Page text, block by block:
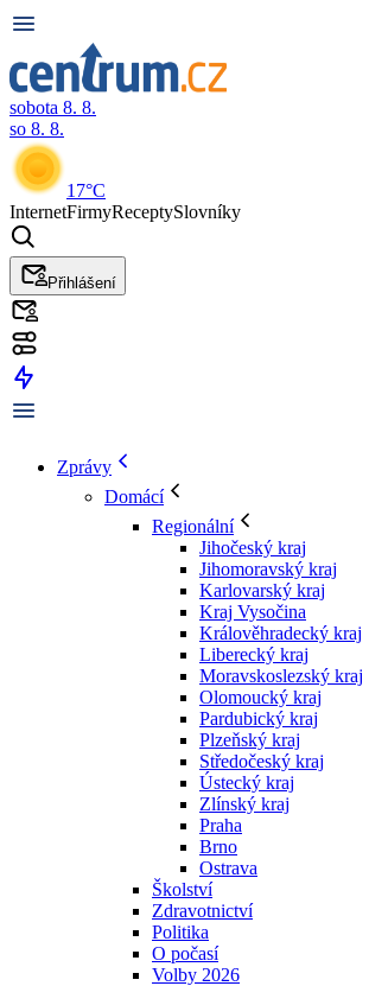
sobota 8. 8.
so 8. 8.
17°C
InternetFirmyReceptySlovníky
Přihlášení
Zprávy
Domácí
Regionální
Jihočeský kraj
Jihomoravský kraj
Karlovarský kraj
Kraj Vysočina
Králověhradecký kraj
Liberecký kraj
Moravskoslezský kraj
Olomoucký kraj
Pardubický kraj
Plzeňský kraj
Středočeský kraj
Ústecký kraj
Zlínský kraj
Praha
Brno
Ostrava
Školství
Zdravotnictví
Politika
O počasí
Volby 2026